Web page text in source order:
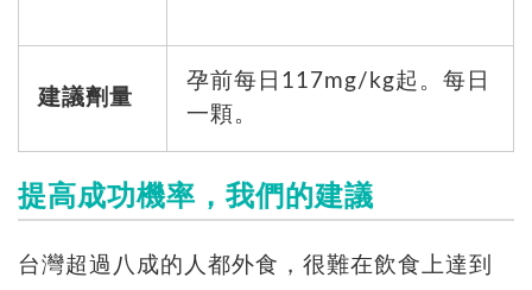
建議劑量
孕前每日117mg/kg起。每日
一顆。
提高成功機率，我們的建議
台灣超過八成的人都外食，很難在飲食上達到